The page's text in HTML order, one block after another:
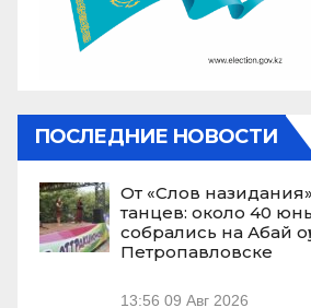
ПОСЛЕДНИЕ НОВОСТИ
От «Слов
танцев: около 40
собрались на Абай
Петропавловске
13:56 09 Авг 2026